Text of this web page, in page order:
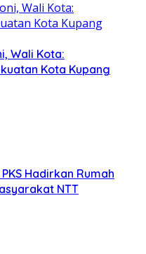
Wali Kota:
Kota Kupang
Hadirkan Rumah
NTT